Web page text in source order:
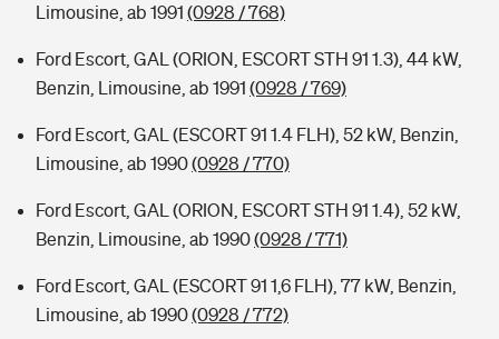
Limousine, ab 1991 (0928 / 768)
Ford Escort, GAL (ORION, ESCORT STH 91 1.3), 44 kW,
Benzin, Limousine, ab 1991 (0928 / 769)
Ford Escort, GAL (ESCORT 91 1.4 FLH), 52 kW, Benzin,
Limousine, ab 1990(0928 / 770)
Ford Escort, GAL (ORION, ESCORT STH 91 1.4), 52 kW,
Benzin, Limousine, ab 1990(0928 / 771)
Ford Escort, GAL (ESCORT 91 1,6 FLH), 77 kW, Benzin,
Limousine, ab 1990(0928 / 772)